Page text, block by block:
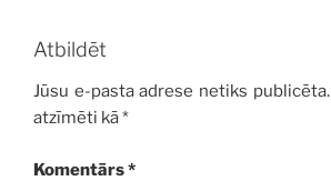
Atbildēt
Jūsu e-pasta adrese netiks publicēta.
atzīmēti kā*
Komentārs*